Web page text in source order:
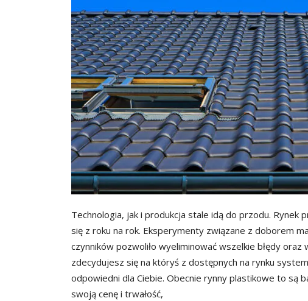
Technologia, jak i produkcja stale idą do przodu. Rynek
się z roku na rok. Eksperymenty związane z doborem
czynników pozwoliło wyeliminować wszelkie błędy
zdecydujesz się na któryś z dostępnych na rynku
odpowiedni dla Ciebie. Obecnie rynny plastikowe to są
swoją cenę i trwałość,